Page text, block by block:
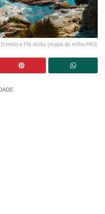
e PN Alvão (mapa do trilho PR3)